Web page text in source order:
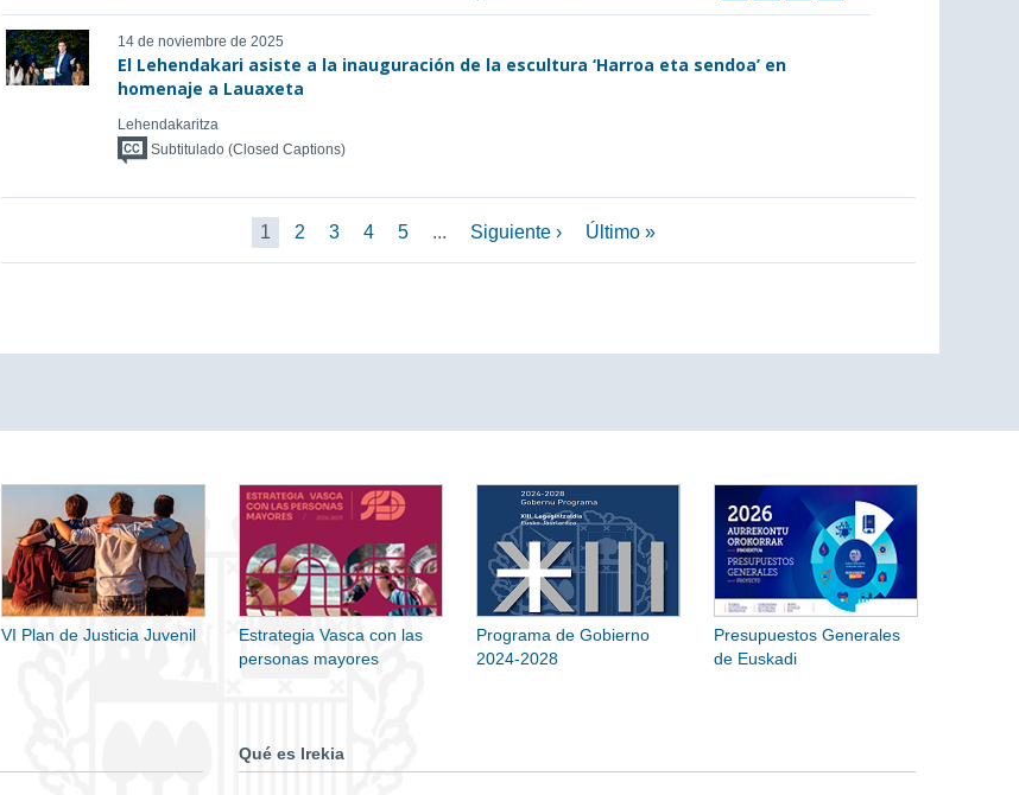
14 de noviembre de 2025
El Lehendakari asiste a la inauguración de la escultura ‘Harroa eta sendoa’ en
homenaje a Lauaxeta
Lehendakaritza
Subtitulado (Closed Captions)
1 2 3 4 5 ... Siguiente › Último »
VI Plan de Justicia Juvenil
Estrategia Vasca con las
personas mayores
Programa de Gobierno
2024-2028
Presupuestos Generales
de Euskadi
Qué es Irekia